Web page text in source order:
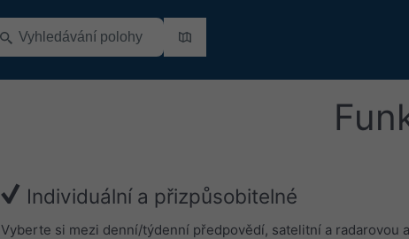
Individuální a přizpůsobitelné
Vyberte si mezi denní/týdenní předpovědí, satelitní a radarovou